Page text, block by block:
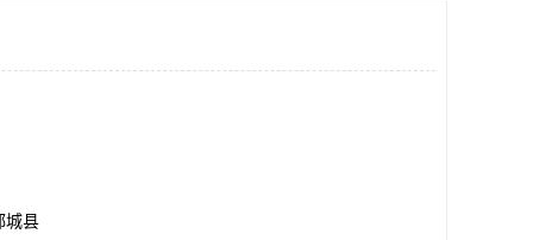
城县